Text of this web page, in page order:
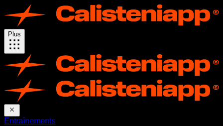
Plus
Entraînements